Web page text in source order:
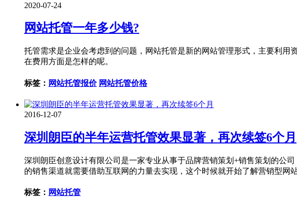
2020-07-24
网站托管一年多少钱?
托管需求是企业会考虑到的问题，网站托管是新的网站管理形式，主要利
在费用方面是怎样的呢。
标签： 网站托管报价 网站托管价格
2016-12-07
深圳朗臣的半年运营托管效果显著，再次续签6个月
深圳朗臣创意设计有限公司是一家专业从事于品牌营销策划+销售策划的公
的销售渠道就需要借助互联网的力量去实现，这个时候就开始了解营销型网
标签： 网站托管